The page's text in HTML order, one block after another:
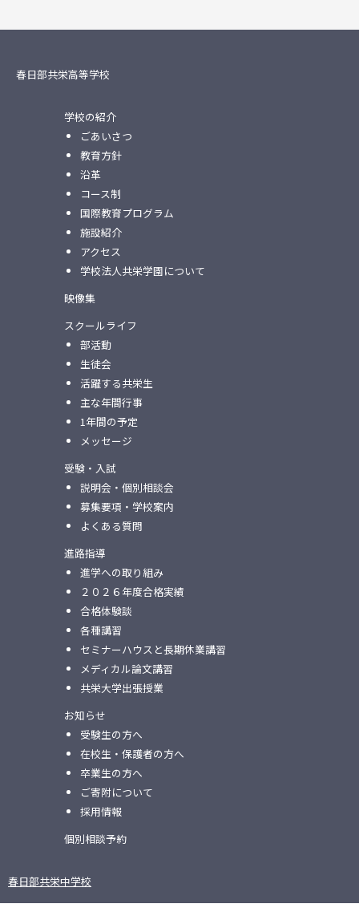
春日部共栄高等学校
学校の紹介
ごあいさつ
教育方針
沿革
コース制
国際教育プログラム
施設紹介
アクセス
学校法人共栄学園について
映像集
スクールライフ
部活動
生徒会
活躍する共栄生
主な年間行事
1年間の予定
メッセージ
受験・入試
説明会・個別相談会
募集要項・学校案内
よくある質問
進路指導
進学への取り組み
２０２６年度合格実績
合格体験談
各種講習
セミナーハウスと⻑期休業講習
メディカル論⽂講習
共栄⼤学出張授業
お知らせ
受験生の方へ
在校生・保護者の方へ
卒業生の方へ
ご寄附について
採用情報
個別相談予約
春日部共栄中学校